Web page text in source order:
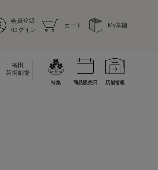
会員登録
/ログイン
カート My本棚
梅田
芸術劇場
特集 商品販売日 店舗情報